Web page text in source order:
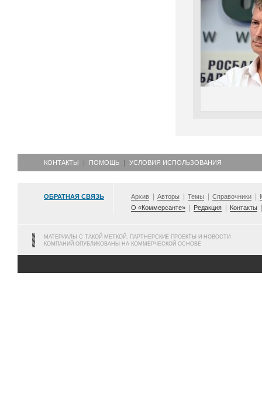
КОНТАКТЫ ПОМОЩЬ УСЛОВИЯ ИСПОЛЬЗОВАНИЯ
ОБРАТНАЯ СВЯЗЬ Архив Авторы Темы Справочники
О «Коммерсанте»
Редакция Контакты
МАТЕРИАЛЫ С ТАКОЙ МЕТКОЙ, ПАРТНЕРСКИЕ ПРОЕКТЫ И НОВОСТИ
КОМПАНИЙ ОПУБЛИКОВАНЫ НА КОММЕРЧЕСКОЙ ОСНОВЕ